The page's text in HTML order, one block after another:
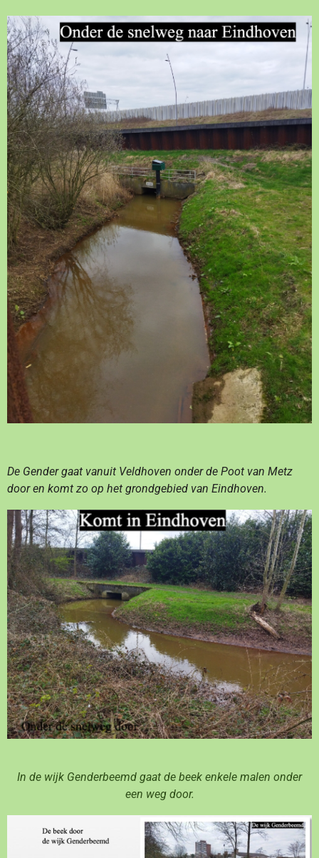
De Gender gaat vanuit Veldhoven onder de Poot van Metz
door en komt zo op het grondgebied van Eindhoven.
In de wijk Genderbeemd gaat de beek enkele malen onder
een weg door.